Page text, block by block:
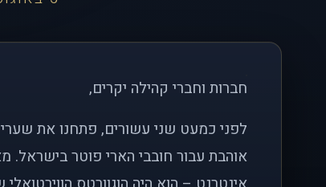
חברות וחברי קהילה יקרים,
אוהבת עבור חובבי הארי פוטר בישראל.